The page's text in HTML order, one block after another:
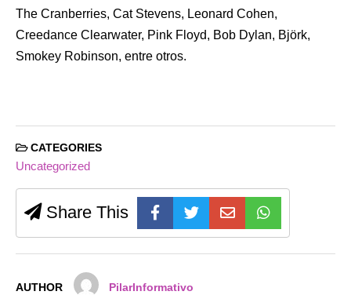
The Cranberries, Cat Stevens, Leonard Cohen,
Creedance Clearwater, Pink Floyd, Bob Dylan, Björk,
Smokey Robinson, entre otros.
CATEGORIES
Uncategorized
Share This
AUTHOR PilarInformativo